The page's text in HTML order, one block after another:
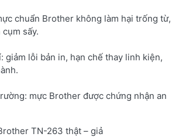
chuẩn Brother không làm hại trống từ,
sấy.
giảm lỗi bản in, hạn chế thay linh kiện,
mực Brother được chứng nhận an
TN-263 thật – giả